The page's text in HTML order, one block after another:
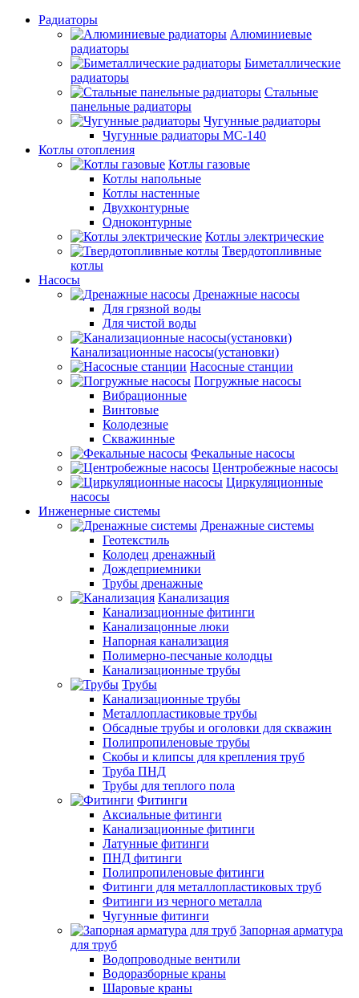
Радиаторы
Алюминиевые
радиаторы
Биметаллические
радиаторы
Стальные
панельные радиаторы
Чугунные радиаторы
Чугунные радиаторы МС-140
Котлы отопления
Котлы газовые
Котлы напольные
Котлы настенные
Двухконтурные
Одноконтурные
Котлы электрические
Твердотопливные
котлы
Насосы
Дренажные насосы
Для грязной воды
Для чистой воды
Канализационные насосы(установки)
Насосные станции
Погружные насосы
Вибрационные
Винтовые
Колодезные
Скважинные
Фекальные насосы
Центробежные насосы
Циркуляционные
насосы
Инженерные системы
Дренажные системы
Геотекстиль
Колодец дренажный
Дождеприемники
Трубы дренажные
Канализация
Канализационные фитинги
Канализацонные люки
Напорная канализация
Полимерно-песчаные колодцы
Канализационные трубы
Трубы
Канализационные трубы
Металлопластиковые трубы
Обсадные трубы и оголовки для скважин
Полипропиленовые трубы
Скобы и клипсы для крепления труб
Труба ПНД
Трубы для теплого пола
Фитинги
Аксиальные фитинги
Канализационные фитинги
Латунные фитинги
ПНД фитинги
Полипропиленовые фитинги
Фитинги для металлопластиковых труб
Фитинги из черного металла
Чугунные фитинги
Запорная арматура
для труб
Водопроводные вентили
Водоразборные краны
Шаровые краны